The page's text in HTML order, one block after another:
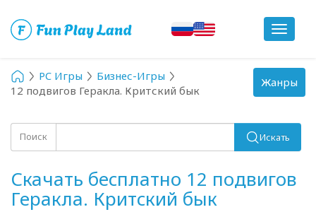
Toggle
PC Игры
Бизнес-Игры
12 подвигов Геракла. Критский бык
Поиск Искать
Скачать бесплатно 12 подвигов
Геракла. Критский бык
Toggle
navigation
Жанры